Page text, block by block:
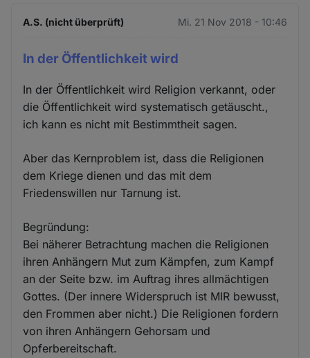
A.S. (nicht überprüft) Mi. 21 Nov 2018 - 10:46
In der Öffentlichkeit wird
In der Öffentlichkeit wird Religion verkannt, oder
die Öffentlichkeit wird systematisch getäuscht.,
ich kann es nicht mit Bestimmtheit sagen.
Aber das Kernproblem ist, dass die Religionen
dem Kriege dienen und das mit dem
Friedenswillen nur Tarnung ist.
Begründung:
Bei näherer Betrachtung machen die Religionen
ihren Anhängern Mut zum Kämpfen, zum Kampf
an der Seite bzw. im Auftrag ihres allmächtigen
Gottes. (Der innere Widerspruch ist MIR bewusst,
den Frommen aber nicht.) Die Religionen fordern
von ihren Anhängern Gehorsam und
Opferbereitschaft.